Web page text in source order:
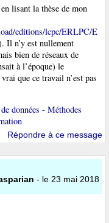
lisant la thèse de mon
editions/lcpc/ERLPC/E
Il n’y est nullement
bien de réseaux de
à l’époque) le
que ce travail n’est pas
données - Méthodes
Répondre à ce message
- le 23 mai 2018